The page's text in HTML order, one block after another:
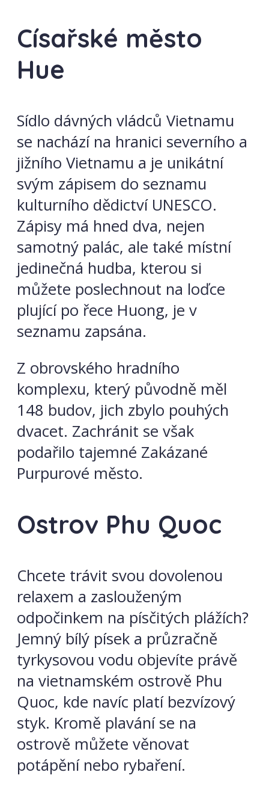
Císařské město
Hue
Sídlo dávných vládců Vietnamu
se nachází na hranici severního a
jižního Vietnamu a je unikátní
svým zápisem do seznamu
kulturního dědictví UNESCO.
Zápisy má hned dva, nejen
samotný palác, ale také místní
jedinečná hudba, kterou si
můžete poslechnout na loďce
plující po řece Huong, je v
seznamu zapsána.
Z obrovského hradního
komplexu, který původně měl
148 budov, jich zbylo pouhých
dvacet. Zachránit se však
podařilo tajemné Zakázané
Purpurové město.
Ostrov Phu Quoc
Chcete trávit svou dovolenou
relaxem a zaslouženým
odpočinkem na písčitých plážích?
Jemný bílý písek a průzračně
tyrkysovou vodu objevíte právě
na vietnamském ostrově Phu
Quoc, kde navíc platí bezvízový
styk. Kromě plavání se na
ostrově můžete věnovat
potápění nebo rybaření.